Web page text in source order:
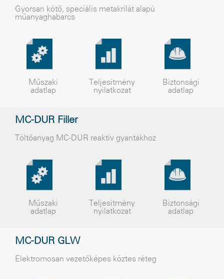
Gyorsan kötõ, speciális metakrilát alapú
mûanyaghabarcs
Műszaki
adatlap
Teljesítmény
nyilatkozat
Biztonsági
adatlap
MC-DUR Filler
Töltőanyag MC-DUR reaktív gyantákhoz
Műszaki
adatlap
Teljesítmény
nyilatkozat
Biztonsági
adatlap
MC-DUR GLW
Elektromosan vezetőképes köztes réteg